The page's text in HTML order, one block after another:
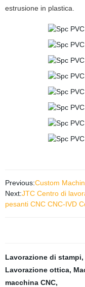
estrusione in plastica.
Previous:Custom
Next:JTC Centro di
pesanti CNC CNC-IVD
Lavorazione di stampi,
Lavorazione ottica,
macchina CNC,